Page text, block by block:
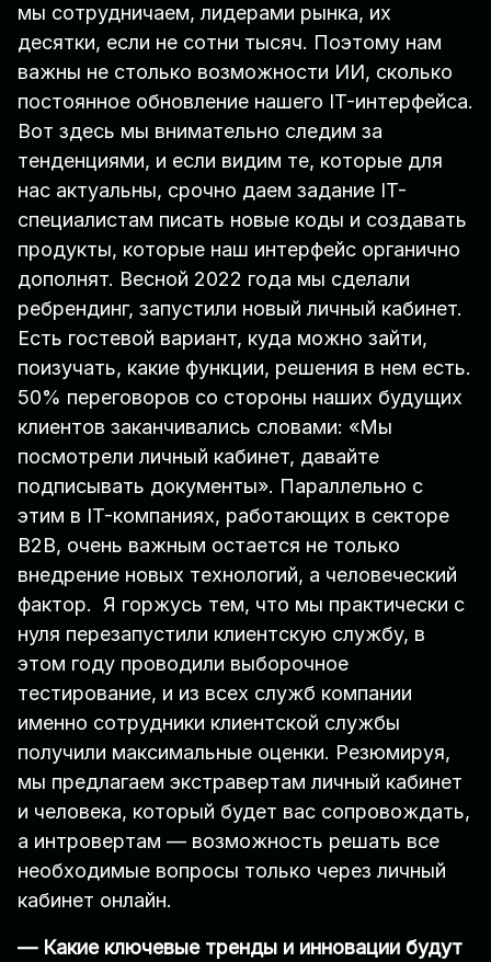
мы сотрудничаем, лидерами рынка, их
десятки, если не сотни тысяч. Поэтому нам
важны не столько возможности ИИ, сколько
постоянное обновление нашего IT-интерфейса.
Вот здесь мы внимательно следим за
тенденциями, и если видим те, которые для
нас актуальны, срочно даем задание IT-
специалистам писать новые коды и создавать
продукты, которые наш интерфейс органично
дополнят. Весной 2022 года мы сделали
ребрендинг, запустили новый личный кабинет.
Есть гостевой вариант, куда можно зайти,
поизучать, какие функции, решения в нем есть.
50% переговоров со стороны наших будущих
клиентов заканчивались словами: «Мы
посмотрели личный кабинет, давайте
подписывать документы». Параллельно с
этим в IT-компаниях, работающих в секторе
B2B, очень важным остается не только
внедрение новых технологий, а человеческий
фактор. Я горжусь тем, что мы практически с
нуля перезапустили клиентскую службу, в
этом году проводили выборочное
тестирование, и из всех служб компании
именно сотрудники клиентской службы
получили максимальные оценки. Резюмируя,
мы предлагаем экстравертам личный кабинет
и человека, который будет вас сопровождать,
а интровертам — возможность решать все
необходимые вопросы только через личный
кабинет онлайн.
— Какие ключевые тренды и инновации будут